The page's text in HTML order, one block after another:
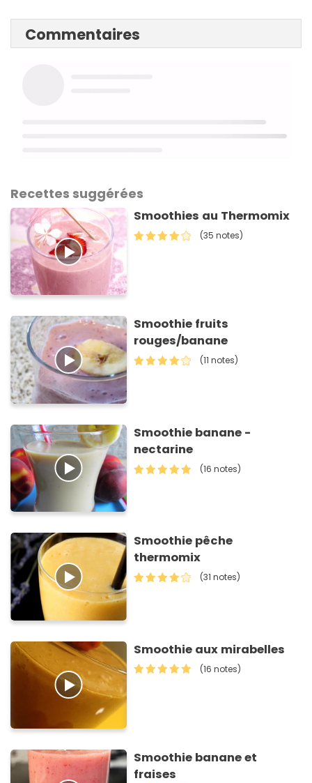
Commentaires
Recettes suggérées
Smoothies au Thermomix
(35 notes)
Smoothie fruits
rouges/banane
(11 notes)
Smoothie banane -
nectarine
(16 notes)
Smoothie pêche
thermomix
(31 notes)
Smoothie aux mirabelles
(16 notes)
Smoothie banane et
fraises